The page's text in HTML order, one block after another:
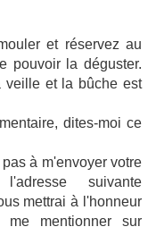
et réservez au
pouvoir la déguster.
veille et la bûche est
dites-moi ce
à m'envoyer votre
suivante
mettrai à l'honneur
mentionner sur